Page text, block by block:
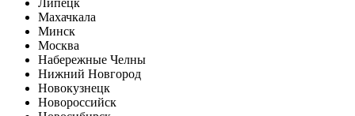
Липецк
Махачкала
Минск
Москва
Набережные Челны
Нижний Новгород
Новокузнецк
Новороссийск